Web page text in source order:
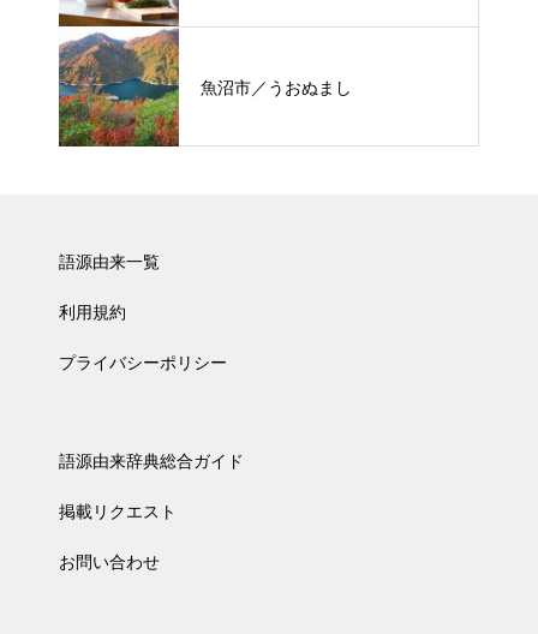
魚沼市／うおぬまし
語源由来一覧
利用規約
プライバシーポリシー
語源由来辞典総合ガイド
掲載リクエスト
お問い合わせ